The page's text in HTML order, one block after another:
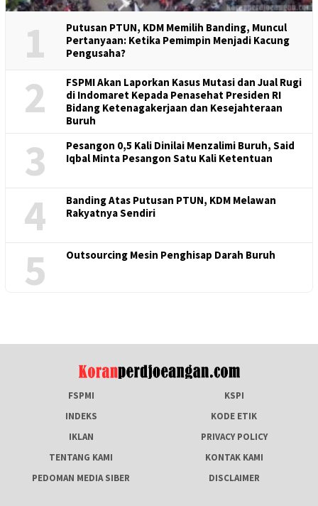
1
Putusan PTUN, KDM Memilih Banding, Muncul
Pertanyaan: Ketika Pemimpin Menjadi Kacung
Pengusaha?
2
FSPMI Akan Laporkan Kasus Mutasi dan Jual Rugi
di Indomaret Kepada Penasehat Presiden RI
Bidang Ketenagakerjaan dan Kesejahteraan
Buruh
3
Pesangon 0,5 Kali Dinilai Menzalimi Buruh, Said
Iqbal Minta Pesangon Satu Kali Ketentuan
4
Banding Atas Putusan PTUN, KDM Melawan
Rakyatnya Sendiri
5 Outsourcing Mesin Penghisap Darah Buruh
FSPMI
KSPI
INDEKS
KODE ETIK
IKLAN
PRIVACY POLICY
TENTANG KAMI
KONTAK KAMI
PEDOMAN MEDIA SIBER
DISCLAIMER